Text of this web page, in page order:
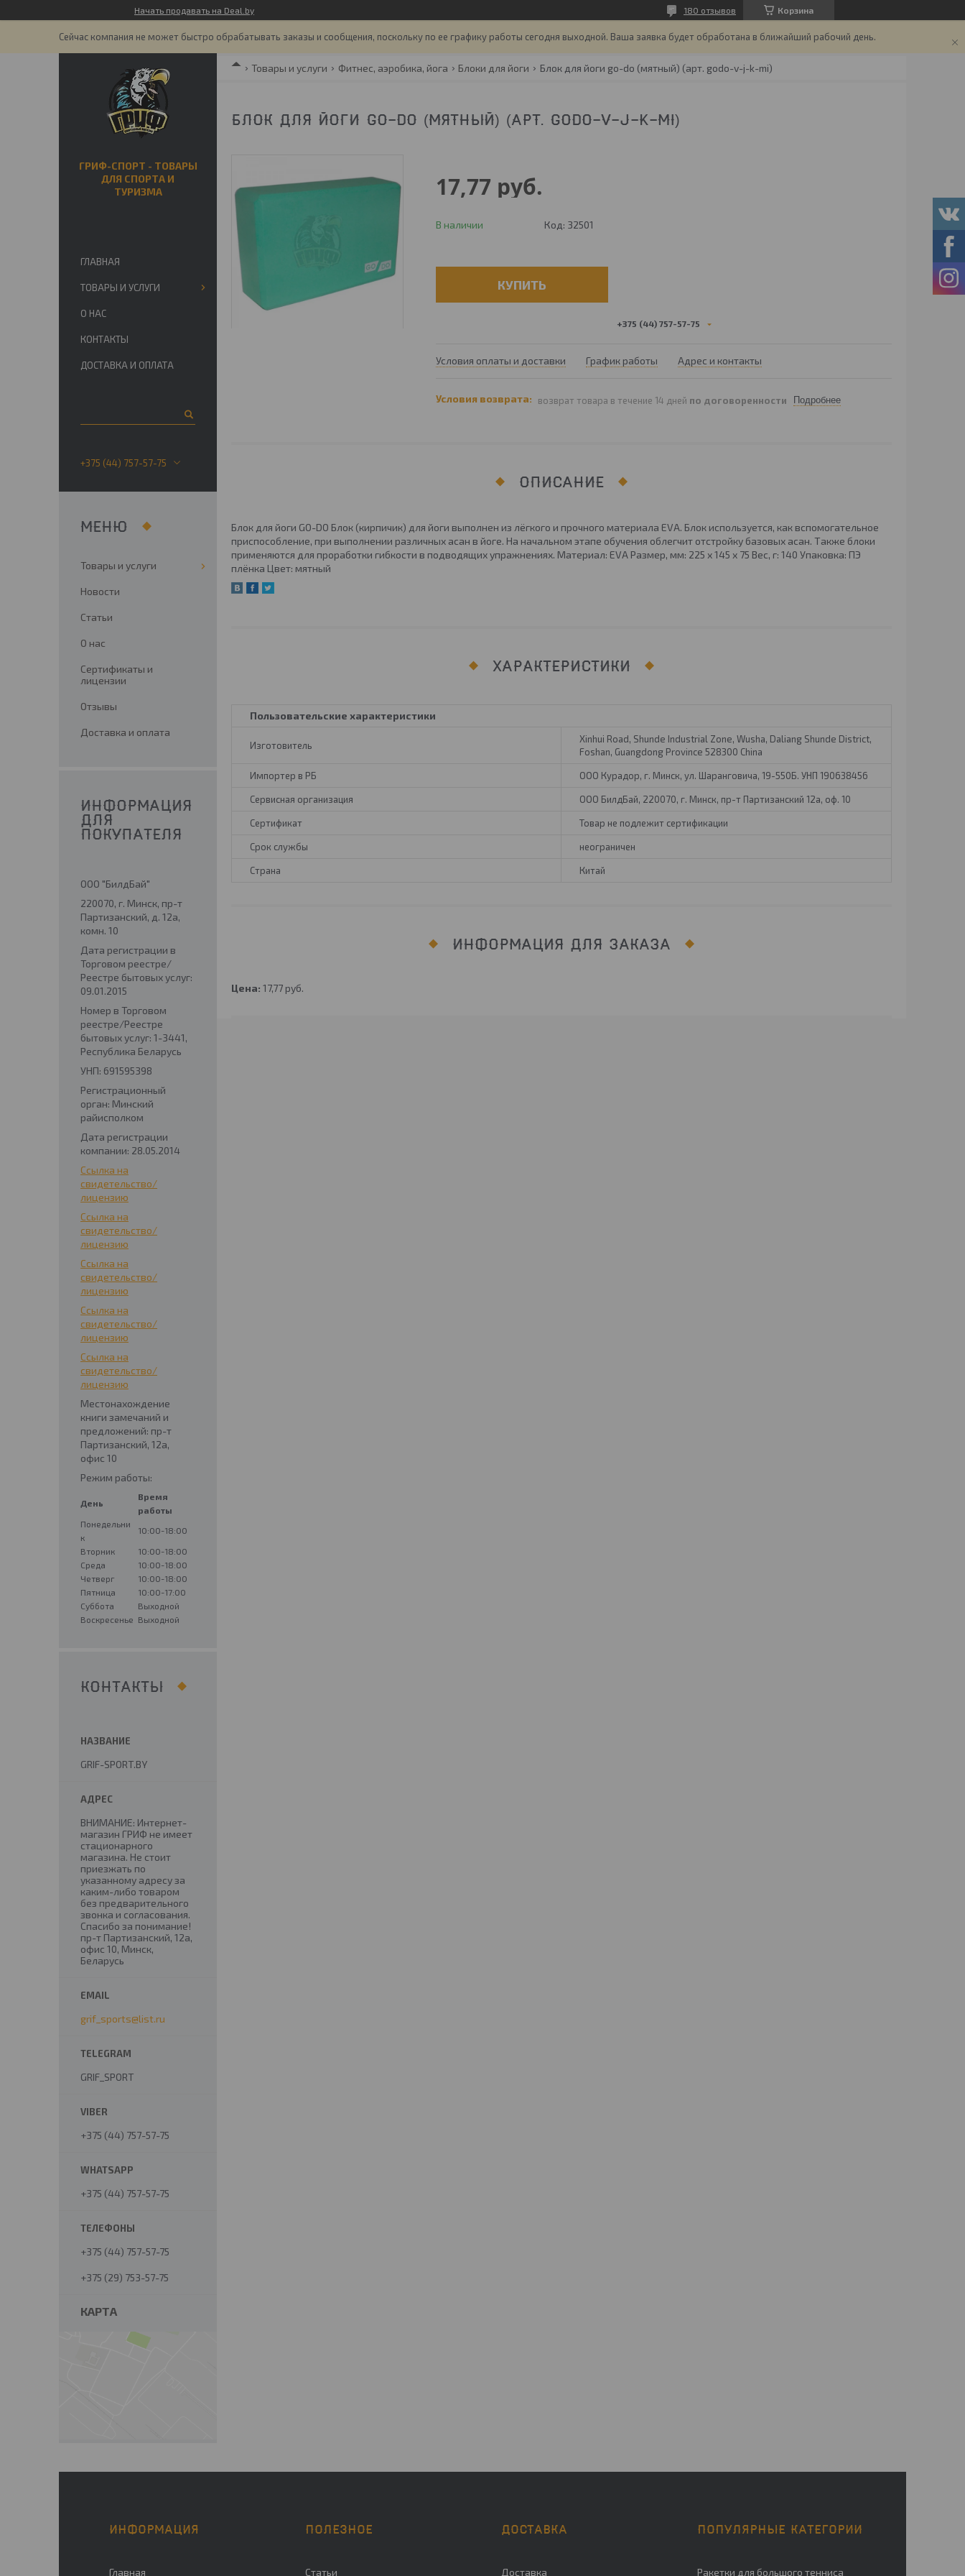
Начать продавать на Deal.by Корзина
180 отзывов
Сейчас компания не может быстро обрабатывать заказы и сообщения, поскольку по ее графику работы сегодня выходной. Ваша заявка будет обработана в ближайший рабочий день.
Товары и услуги Фитнес, аэробика, йога Блоки для йоги Блок для йоги go-do (мятный) (арт. godo-v-j-k-mi)
БЛОК ДЛЯ ЙОГИ GO-DO (МЯТНЫЙ) (АРТ. GODO-V-J-K-MI)
17,77 руб.
В наличии Код: 32501
КУПИТЬ
+375 (44) 757-57-75
Условия оплаты и доставки График работы Адрес и контакты
возврат товара в течение 14 дней по договоренности Подробнее
ОПИСАНИЕ
Блок для йоги GO-DO Блок (кирпичик) для йоги выполнен из лёгкого и прочного материала EVA. Блок используется, как вспомогательное
приспособление, при выполнении различных асан в йоге. На начальном этапе обучения облегчит отстройку базовых асан. Также блоки
применяются для проработки гибкости в подводящих упражнениях. Материал: EVA Размер, мм: 225 х 145 х 75 Вес, г: 140 Упаковка: ПЭ
плёнка Цвет: мятный
ХАРАКТЕРИСТИКИ
Пользовательские характеристики
Изготовитель
Xinhui Road, Shunde Industrial Zone, Wusha, Daliang Shunde District,
Foshan, Guangdong Province 528300 China
Импортер в РБ ООО Курадор, г. Минск, ул. Шаранговича, 19-550Б. УНП 190638456
Сервисная организация ООО БилдБай, 220070, г. Минск, пр-т Партизанский 12а, оф. 10
Сертификат Товар не подлежит сертификации
Срок службы неограничен
Страна Китай
ИНФОРМАЦИЯ ДЛЯ ЗАКАЗА
Цена: 17,77 руб.
ГРИФ-СПОРТ - ТОВАРЫ
ДЛЯ СПОРТА И
ТУРИЗМА
ГЛАВНАЯ
ТОВАРЫ И УСЛУГИ
О НАС
КОНТАКТЫ
ДОСТАВКА И ОПЛАТА
+375 (44) 757-57-75
Товары и услуги
Новости
Статьи
О нас
Сертификаты и
лицензии
Отзывы
Доставка и оплата
ИНФОРМАЦИЯ
ДЛЯ
ПОКУПАТЕЛЯ
ООО "БилдБай"
220070, г. Минск, пр-т
Партизанский, д. 12а,
комн. 10
Дата регистрации в
Торговом реестре/
Реестре бытовых услуг:
09.01.2015
Номер в Торговом
реестре/Реестре
бытовых услуг: 1-3441,
Республика Беларусь
УНП: 691595398
Регистрационный
орган: Минский
райисполком
Дата регистрации
компании: 28.05.2014
Ссылка на
свидетельство/
лицензию
Ссылка на
свидетельство/
лицензию
Ссылка на
свидетельство/
лицензию
Ссылка на
свидетельство/
лицензию
Ссылка на
свидетельство/
лицензию
Местонахождение
книги замечаний и
предложений: пр-т
Партизанский, 12а,
офис 10
Режим работы:
День
Время
работы
Понедельни
к
10:00-18:00
Вторник
10:00-18:00
Среда
10:00-18:00
Четверг
10:00-18:00
Пятница
10:00-17:00
Суббота
Выходной
Воскресенье Выходной
КОНТАКТЫ
GRIF-SPORT.BY
ВНИМАНИЕ: Интернет-
магазин ГРИФ не имеет
стационарного
магазина. Не стоит
приезжать по
указанному адресу за
каким-либо товаром
без предварительного
звонка и согласования.
Спасибо за понимание!
пр-т Партизанский, 12а,
офис 10, Минск,
Беларусь
grif_sports@list.ru
GRIF_SPORT
+375 (44) 757-57-75
+375 (44) 757-57-75
+375 (44) 757-57-75
+375 (29) 753-57-75
КАРТА
ИНФОРМАЦИЯ
Главная
ПОЛЕЗНОЕ
Статьи
ДОСТАВКА
Доставка
ПОПУЛЯРНЫЕ КАТЕГОРИИ
Ракетки для большого тенниса